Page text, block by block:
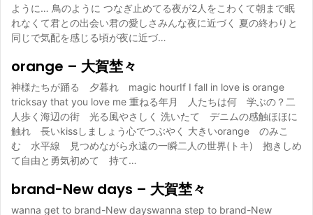
ように… 鳥のように つなぎ止めてる夜が2人をこわくて朝まで眠
れなくて君との出会い君の愛しさみんな夜に近づく 夏の終わりと
同じで気配を感じる頃が夜に近づ…
orange – 大賀埜々
神様たちが踊る 夕暮れ magic hourIf I fall in love is orange
tricksay that you love me 重ねる年月 人たちは何 学ぶの？二
人歩く海辺の街 光る風やさしく 洗いたて デニムの感触ほほに
触れ 長いkissしましょう心でつぶやく 大きいorange のみこ
む 水平線 見つめながら永遠の一瞬二人の世界(トキ) 抱きしめ
て自由と勇気初めて 持て…
brand-New days – 大賀埜々
wanna get to brand-New dayswanna step to brand-New